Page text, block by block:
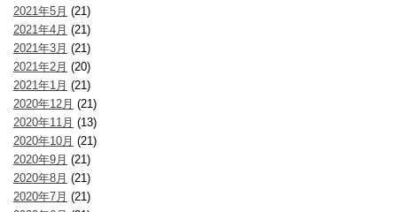
2021年5月 (21)
2021年4月 (21)
2021年3月 (21)
2021年2月 (20)
2021年1月 (21)
2020年12月 (21)
2020年11月 (13)
2020年10月 (21)
2020年9月 (21)
2020年8月 (21)
2020年7月 (21)